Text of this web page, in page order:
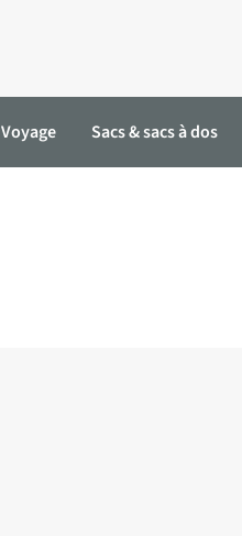
Voyage Sacs & sacs à dos